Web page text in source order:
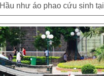
Hầu như áo phao cứu sinh